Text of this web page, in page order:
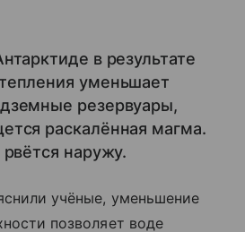
в результате
уменьшает
резервуары,
раскалённая магма.
рвётся наружу.
учёные, уменьшение
позволяет воде